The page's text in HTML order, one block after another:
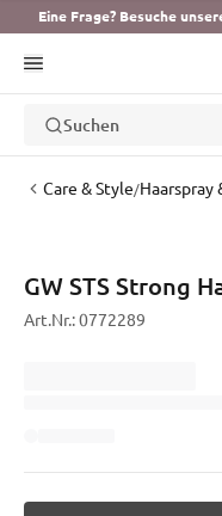
Eine Frage? Besuche
Suchen
Care & Style/Haarspray
GW STS Strong
Art.Nr.:0772289